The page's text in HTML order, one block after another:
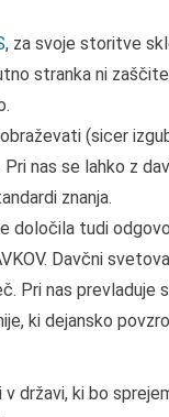
, za svoje storitve
stranka ni
(sicer
Pri nas se lahko z
znanja.
določila tudi
Davčni
Pri nas
ki dejansko
državi, ki bo